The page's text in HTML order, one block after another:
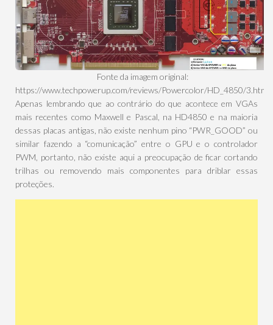
Fonte da imagem original:
https://www.techpowerup.com/reviews/Powercolor/HD_4850/3.html
Apenas lembrando que ao contrário do que acontece em VGAs
mais recentes como Maxwell e Pascal, na HD4850 e na maioria
dessas placas antigas, não existe nenhum pino “PWR_GOOD” ou
similar fazendo a “comunicação” entre o GPU e o controlador
PWM, portanto, não existe aqui a preocupação de ficar cortando
trilhas ou removendo mais componentes para driblar essas
proteções.